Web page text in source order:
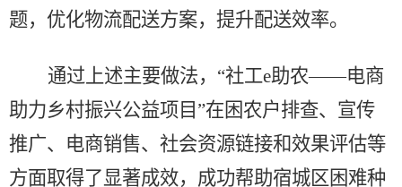
题，优化物流配送方案，提升配送效率。
通过上述主要做法， “社工e助农——电商
助力乡村振兴公益项目 ”在困农户排查、宣传
推广、电商销售、社会资源链接和效果评估等
方面取得了显著成效，成功帮助宿城区困难种